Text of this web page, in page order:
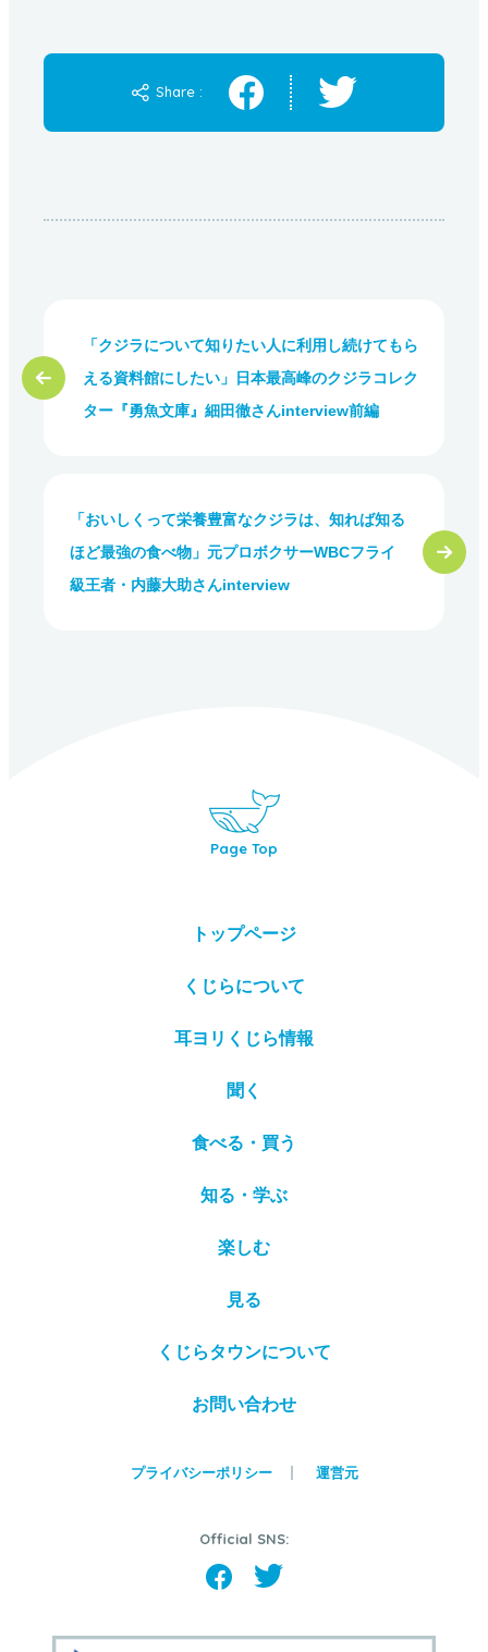
Share :
「クジラについて知りたい人に利用し続けてもら
える資料館にしたい」日本最高峰のクジラコレク
ター『勇魚文庫』細田徹さんinterview前編
「おいしくって栄養豊富なクジラは、知れば知る
ほど最強の食べ物」元プロボクサーWBCフライ
級王者・内藤大助さんinterview
Page Top
トップページ
くじらについて
耳ヨリくじら情報
聞く
食べる・買う
知る・学ぶ
楽しむ
見る
くじらタウンについて
お問い合わせ
プライバシーポリシー 運営元
Official SNS: